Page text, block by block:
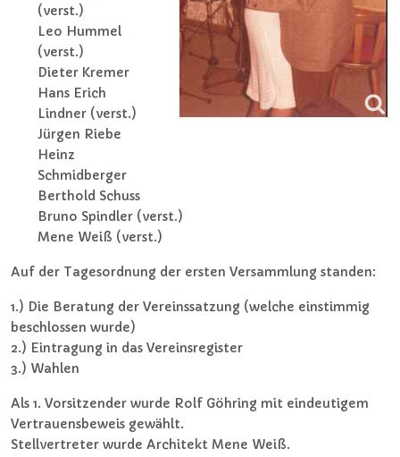
(verst.)
Leo Hummel
(verst.)
Dieter Kremer
Hans Erich
Lindner (verst.)
Jürgen Riebe
Heinz
Schmidberger
Berthold Schuss
Bruno Spindler (verst.)
Mene Weiß (verst.)
Auf der Tagesordnung der ersten Versammlung standen:
1.) Die Beratung der Vereinssatzung (welche einstimmig
beschlossen wurde)
2.) Eintragung in das Vereinsregister
3.) Wahlen
Als 1. Vorsitzender wurde Rolf Göhring mit eindeutigem
Vertrauensbeweis gewählt.
Stellvertreter wurde Architekt Mene Weiß.